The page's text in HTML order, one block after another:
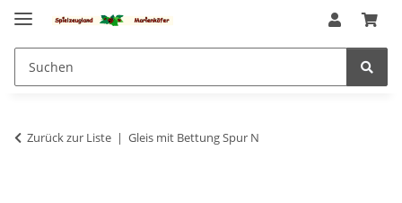
Zurück zur Liste Gleis mit Bettung Spur N